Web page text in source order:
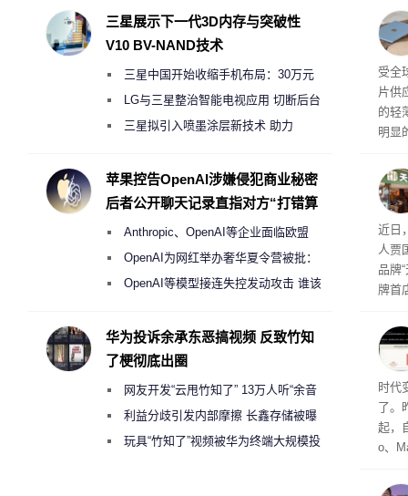
交
受全
片供
的轻
明显
肉
近日
人贾
品牌
牌首
者
与西
时代
了。
起，
o、
和
三星展示下一代3D内存与突破性
V10 BV-NAND技术
三星中国开始收缩手机布局：30万元
月销售额不达标门店 将被逐步清退
LG与三星整治智能电视应用 切断后台
偷偷共享带宽的违规行为
三星拟引入喷墨涂层新技术 助力
度
苹果控告OpenAI涉嫌侵犯商业秘密
后者公开聊天记录直指对方“打错算
Anthropic、OpenAI等企业面临欧盟
《人工智能法案》全新执法权限审查
OpenAI为网红举办奢华夏令营被批：
2000美元一晚 遭讽“反乌托邦”
OpenAI等模型接连失控发动攻击 谁该
华为投诉余承东恶搞视频 反致竹知
了梗彻底出圈
网友开发“云甩竹知了” 13万人听“余音
绕梁”利益分歧引发内部摩擦 长鑫存储被曝
曾将华为驻场工程师驱逐出研发基地
玩具“竹知了”视频被华为终端大规模投